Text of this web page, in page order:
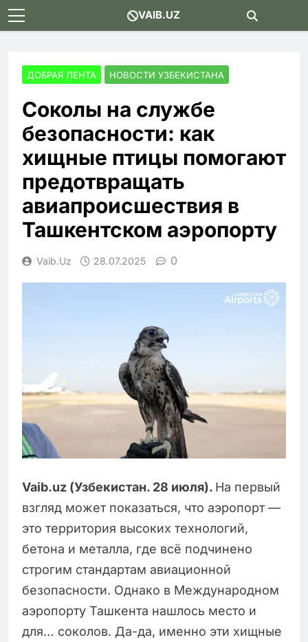
Skip
to
VAIB.UZ
ДОБРАЯ ЛЕНТА НОВОСТИ УЗБЕКИСТАНА
Соколы на службе
безопасности: как
хищные птицы помогают
предотвращать
авиапроисшествия в
Ташкентском аэропорту
Vaib.uz 28.07.2025 0
Vaib.uz (Узбекистан. 28 июля). На первый
взгляд может показаться, что аэропорт —
это территория высоких технологий,
бетона и металла, где всё подчинено
строгим стандартам авиационной
безопасности. Однако в Международном
аэропорту Ташкента нашлось место и
для… соколов. Да-да, именно эти хищные